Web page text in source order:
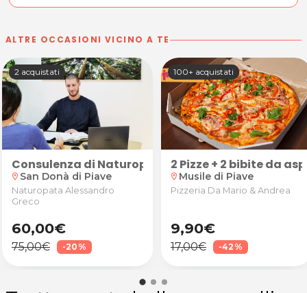
ALTRE OCCASIONI VICINO A TE
Glamour Beauty & SPA a Noventa di Piave
spalle, schiena o gambe
2 acquistati
Consulenza di Naturopatia
location_on San Donà di Piave
Naturopata Alessandro
Greco
60,00€
75,00€ -20%
100+ acquistati
2 Pizze + 2 bibite da
location_on Musile di Piave
Pizzeria Da Mario & Andrea
9,90€
17,00€ -42%